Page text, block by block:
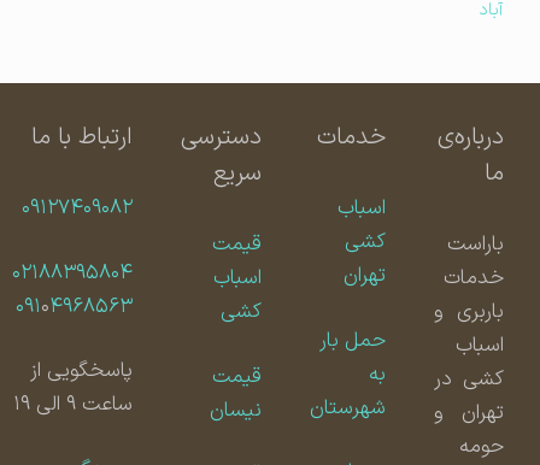
درباره‌ی
باراست
خدمات
باربری و
اسباب
کشی در
تهران و
حومه
خدمات
اسباب
کشی
تهران
حمل بار
شهرستان
دسترسی
سریع
قیمت
اسباب
کشی
قیمت
نیسان
ارتباط با ما
۰۹۱۲۷۴۰۹۰۸۲
۰۲۱۸۸۳۹۵۸۰۴
۰۹۱۰۴۹۶۸۵۶۳
پاسخگویی از
ساعت ۹ الی ۱۹